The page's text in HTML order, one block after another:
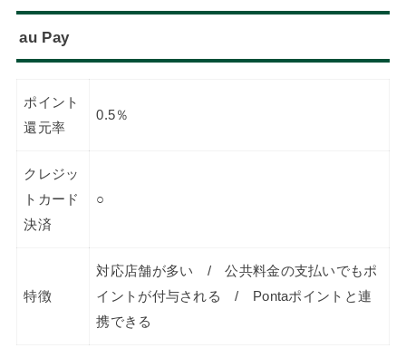
au Pay
ポイント
還元率
0.5％
クレジッ
トカード
決済
○
特徴
対応店舗が多い / 公共料金の支払いでもポ
イントが付与される / Pontaポイントと連
携できる